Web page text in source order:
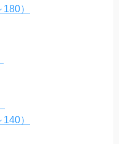
）
）